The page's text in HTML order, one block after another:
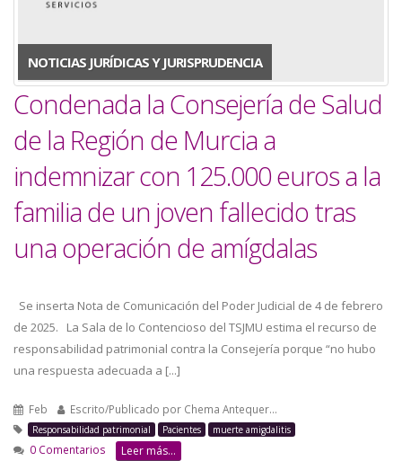
NOTICIAS JURÍDICAS Y JURISPRUDENCIA
Condenada la Consejería de Salud
de la Región de Murcia a
indemnizar con 125.000 euros a la
familia de un joven fallecido tras
una operación de amígdalas
Se inserta Nota de Comunicación del Poder Judicial de 4 de febrero
de 2025. La Sala de lo Contencioso del TSJMU estima el recurso de
responsabilidad patrimonial contra la Consejería porque “no hubo
una respuesta adecuada a [...]
Feb Escrito/Publicado por Chema Antequer…
Responsabilidad patrimonial Pacientes muerte amigdalitis
0 Comentarios Leer más...